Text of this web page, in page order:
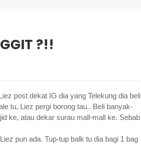
?!!
post dekat IG dia yang Telekung dia beli
tu, Liez pergi borong tau.. Beli banyak-
ke, atau dekar surau mall-mall ke. Sebab
pun ada. Tup-tup balk tu dia bagi 1 bag